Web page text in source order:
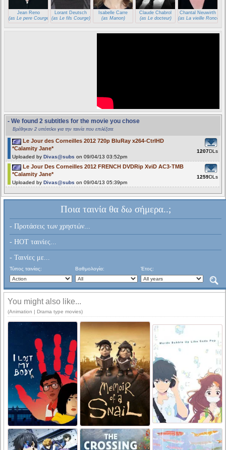
Jean Reno
(as Le pere Courge)
Lorant Deutsch
(as Le fils Courge)
Isabelle Carre
(as Manon)
Claude Chabrol
(as Le docteur)
Chantal Neuwirth
(as La vieille Ronce)
- We found 2 subtitles for the movie you chose
Βρέθηκαν 2 υπότιτλοι για την ταινία που επιλέξατε
Le Jour des Corneilles 2012 720p BluRay x264-CtrlHD
*Calamity Jane*
Uploaded by Divas@subs on 09/04/13 03:52pm
1207DLs
Le Jour Des Corneilles 2012 FRENCH DVDRip XviD AC3-TMB
*Calamity Jane*
Uploaded by Divas@subs on 09/04/13 05:39pm
1259DLs
Ποια ταινία θα δω σήμερα..;
- Προτάσεις των χρηστών...
- HOT ταινίες...
- Ταινίες με...
Τύπος ταινίας: Βαθμολογία: Έτος:
You might also like...
(Animation | Drama type movies)